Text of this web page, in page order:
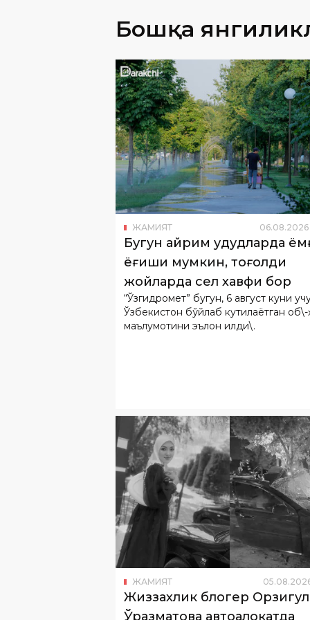
ЖАМИЯТ 06.08.2026
Бугун айрим ҳудудларда
ёғиши мумкин, тоғолди
жойларда сел хавфи бор
“Ўзгидромет” бугун, 6 август куни
Ўзбекистон бўйлаб кутилаётган об\-
маълумотини эълон қилди\.
ЖАМИЯТ
Жиззахлик блогер Орзигул
Ўразматова автоҳалокатда
вафот этди
Маълум бўлишича, Шароф Рашидов
туманида истиқомат қилган Орзигул